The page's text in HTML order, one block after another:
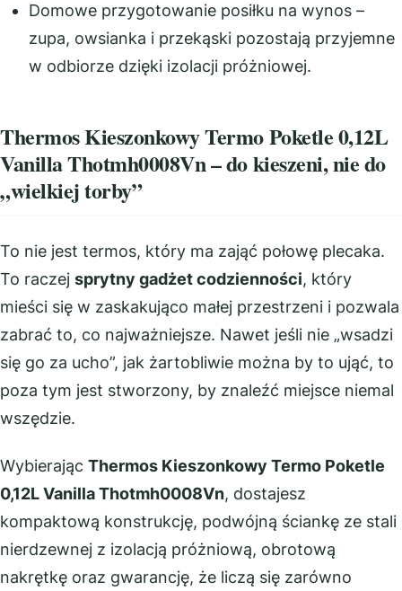
Domowe przygotowanie posiłku na wynos –
zupa, owsianka i przekąski pozostają przyjemne
w odbiorze dzięki izolacji próżniowej.
Thermos Kieszonkowy Termo Poketle 0,12L
Vanilla Thotmh0008Vn – do kieszeni, nie do
„wielkiej torby”
To nie jest termos, który ma zająć połowę plecaka.
To raczej sprytny gadżet codzienności, który
mieści się w zaskakująco małej przestrzeni i pozwala
zabrać to, co najważniejsze. Nawet jeśli nie „wsadzi
się go za ucho”, jak żartobliwie można by to ująć, to
poza tym jest stworzony, by znaleźć miejsce niemal
wszędzie.
Wybierając Thermos Kieszonkowy Termo Poketle
0,12L Vanilla Thotmh0008Vn, dostajesz
kompaktową konstrukcję, podwójną ściankę ze stali
nierdzewnej z izolacją próżniową, obrotową
nakrętkę oraz gwarancję, że liczą się zarówno